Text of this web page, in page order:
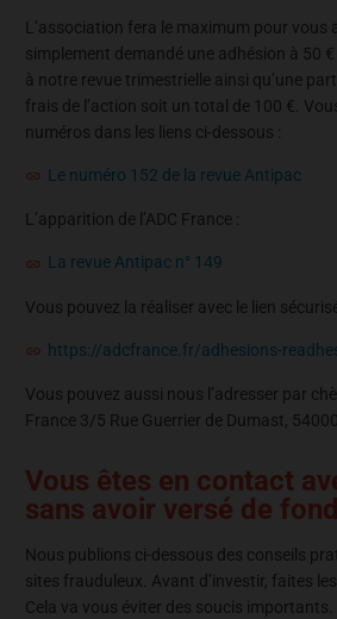
L’association fera le maximum pour vous
simplement demandé une adhésion à 50
à notre revue trimestrielle ainsi qu’une
frais de l’action soit un total de 100 €.
numéros dans les liens ci-dessous :
Le numéro 152 de la revue Antipac
L’apparition de l’ADC France :
La revue Antipac n° 149
Vous pouvez la réaliser avec le lien
https://adcfrance.fr/adhesions-
Vous pouvez aussi nous l’adresser par
France 3/5 Rue Guerrier de Dumast,
Vous êtes en contact
sans avoir versé de
Nous publions ci-dessous des conseils
sites frauduleux. Avant d’investir, faites
Cela va vous éviter des soucis importants.